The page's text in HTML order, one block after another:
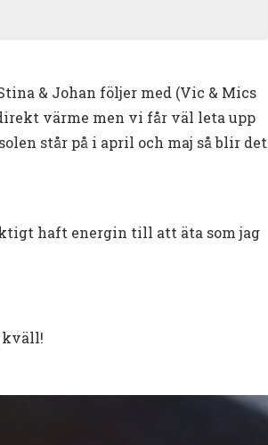
& Johan följer med (Vic & Mics
värme men vi får väl leta upp
står på i april och maj så blir det
haft energin till att äta som jag
kväll!